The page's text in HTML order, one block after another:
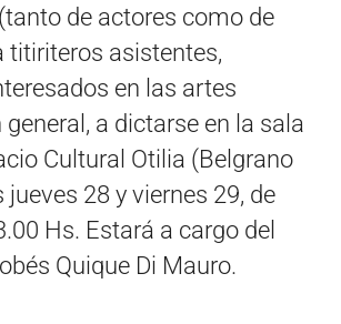
(tanto de actores como de
titiriteros asistentes,
en las artes
a dictarse en la sala
Cultural Otilia (Belgrano
jueves 28 y viernes 29, de
Hs. Estará a cargo del
Quique Di Mauro.